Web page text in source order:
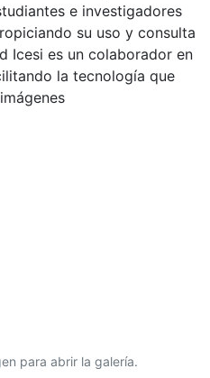
e investigadores
su uso y consulta
Icesi es un colaborador en
la tecnología que
para abrir la galería.